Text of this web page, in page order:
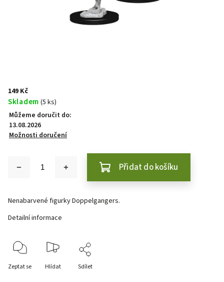
149 Kč
Skladem (5 ks)
Můžeme doručit do:
13.08.2026
Možnosti doručení
Přidat do košíku
Nenabarvené figurky Doppelgangers.
Detailní informace
Zeptat se Hlídat Sdílet